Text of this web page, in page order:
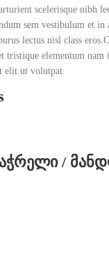
scelerisque nibh
sem vestibulum et in
lectus nisl class
tristique elementum nam
elit ut volutpat.
/